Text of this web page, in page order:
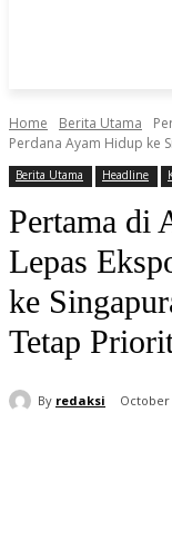
Home Berita Utama
Perdana Ayam Hidup ke
Berita Utama Headline
Pertama di
Lepas
ke
Tetap
By redaksi October